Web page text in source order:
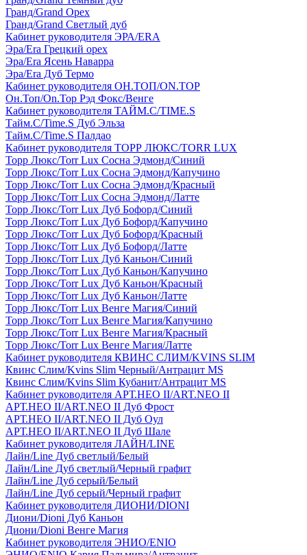
Гранд/Grand Орех
Гранд/Grand Светлый дуб
Кабинет руководителя ЭРА/ERA
Эра/Era Грецкий орех
Эра/Era Ясень Наварра
Эра/Era Дуб Термо
Кабинет руководителя ОН.ТОП/ON.TOP
Он.Топ/On.Top Рэд Фокс/Венге
Кабинет руководителя ТАЙМ.С/TIME.S
Тайм.С/Time.S Дуб Эльза
Тайм.С/Time.S Палдао
Кабинет руководителя ТОРР ЛЮКС/TORR LUX
Торр Люкс/Torr Lux Сосна Эдмонд/Синий
Торр Люкс/Torr Lux Сосна Эдмонд/Капучино
Торр Люкс/Torr Lux Сосна Эдмонд/Красный
Торр Люкс/Torr Lux Сосна Эдмонд/Латте
Торр Люкс/Torr Lux Дуб Бофорд/Синий
Торр Люкс/Torr Lux Дуб Бофорд/Капучино
Торр Люкс/Torr Lux Дуб Бофорд/Красный
Торр Люкс/Torr Lux Дуб Бофорд/Латте
Торр Люкс/Torr Lux Дуб Каньон/Синий
Торр Люкс/Torr Lux Дуб Каньон/Капучино
Торр Люкс/Torr Lux Дуб Каньон/Красный
Торр Люкс/Torr Lux Дуб Каньон/Латте
Торр Люкс/Torr Lux Венге Магия/Синий
Торр Люкс/Torr Lux Венге Магия/Капучино
Торр Люкс/Torr Lux Венге Магия/Красный
Торр Люкс/Torr Lux Венге Магия/Латте
Кабинет руководителя КВИНС СЛИМ/KVINS SLIM
Квинс Слим/Kvins Slim Черный/Антрацит MS
Квинс Слим/Kvins Slim Кубанит/Антрацит MS
Кабинет руководителя АРТ.НЕО II/ART.NEO II
АРТ.НЕО II/ART.NEO II Дуб Фрост
АРТ.НЕО II/ART.NEO II Дуб Оул
АРТ.НЕО II/ART.NEO II Дуб Шале
Кабинет руководителя ЛАЙН/LINE
Лайн/Line Дуб светлый/Белый
Лайн/Line Дуб светлый/Черный графит
Лайн/Line Дуб серый/Белый
Лайн/Line Дуб серый/Черный графит
Кабинет руководителя ДИОНИ/DIONI
Диони/Dioni Дуб Каньон
Диони/Dioni Венге Магия
Кабинет руководителя ЭНИО/ENIO